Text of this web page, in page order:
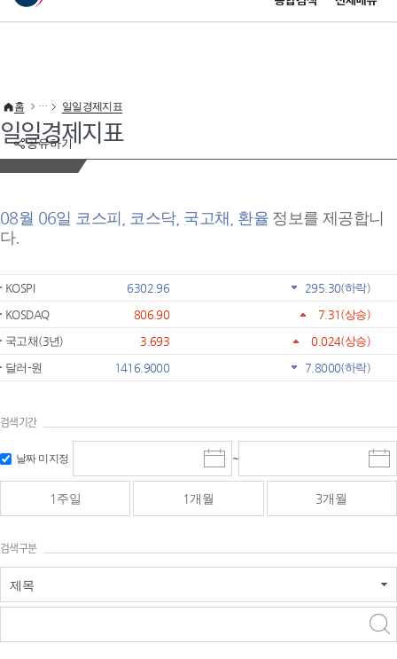
이 누리집은 대한민국 공식 전자정부 누리집입니다.
공유하기
홈 일일경제지표
일일경제지표
08월 06일 코스피, 코스닥, 국고채, 환율 정보를 제공합니
다.
KOSPI 6302.96 295.30(하락)
KOSDAQ
806.90 7.31 (상승)
국고채(3년)
3.693 0.024(상승)
달러-원
1416.9000 7.8000(하락)
검색기간
날짜 미지정
시
작
일
선
~
종
료
선
1주일 1개월 3개월
검색구분
제목